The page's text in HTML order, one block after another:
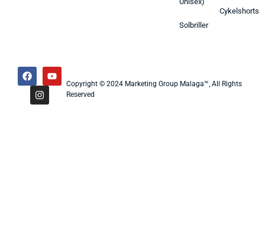
Solbriller
Cykelshorts
Copyright © 2024 Marketing Group Malaga™, All Rights
Reserved